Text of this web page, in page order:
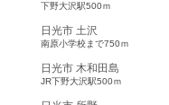
下野大沢駅500ｍ
日光市 土沢
南原小学校まで750ｍ
日光市 木和田島
JR下野大沢駅500ｍ